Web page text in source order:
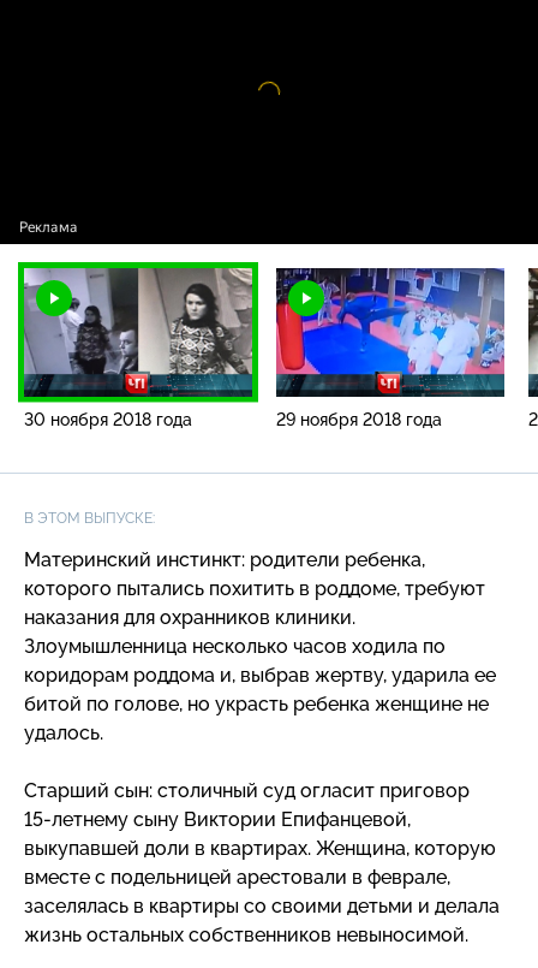
Видео
30 ноября 2018 года 29 ноября 2018 года
В ЭТОМ ВЫПУСКЕ:
Материнский инстинкт: родители ребенка,
которого пытались похитить в роддоме, требуют
наказания для охранников клиники.
Злоумышленница несколько часов ходила по
коридорам роддома и, выбрав жертву, ударила ее
битой по голове, но украсть ребенка женщине не
удалось.
Старший сын: столичный суд огласит приговор
15-летнему сыну Виктории Епифанцевой,
выкупавшей доли в квартирах. Женщина, которую
вместе с подельницей арестовали в феврале,
заселялась в квартиры со своими детьми и делала
жизнь остальных собственников невыносимой.